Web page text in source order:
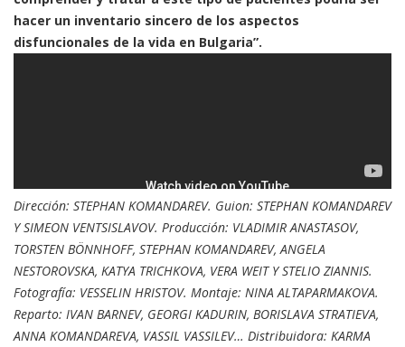
hacer un inventario sincero de los aspectos
disfuncionales de la vida en Bulgaria”.
Dirección: STEPHAN KOMANDAREV. Guion: STEPHAN KOMANDAREV
Y SIMEON VENTSISLAVOV. Producción: VLADIMIR ANASTASOV,
TORSTEN BÖNNHOFF, STEPHAN KOMANDAREV, ANGELA
NESTOROVSKA, KATYA TRICHKOVA, VERA WEIT Y STELIO ZIANNIS.
Fotografía: VESSELIN HRISTOV. Montaje: NINA ALTAPARMAKOVA.
Reparto: IVAN BARNEV, GEORGI KADURIN, BORISLAVA STRATIEVA,
ANNA KOMANDAREVA, VASSIL VASSILEV… Distribuidora: KARMA